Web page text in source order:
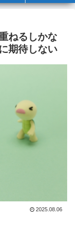
ねるしかな
期待しない
2025.08.06